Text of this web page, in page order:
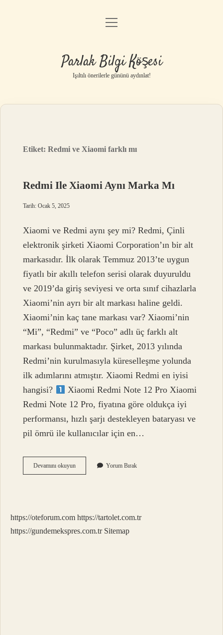
Anasayfa
Yasal Uyarı
menüyü
Parlak Bilgi Köşesi
Işıltılı önerilerle gününü aydınlat!
Etiket:Redmi ve Xiaomi farklı mı
Redmi Ile Xiaomi Aynı Marka Mı
Tarih: Ocak 5, 2025
Xiaomi ve Redmi aynı şey mi? Redmi, Çinli
elektronik şirketi Xiaomi Corporation’ın bir alt
markasıdır. İlk olarak Temmuz 2013’te uygun
fiyatlı bir akıllı telefon serisi olarak duyuruldu
ve 2019’da giriş seviyesi ve orta sınıf cihazlarla
Xiaomi’nin ayrı bir alt markası haline geldi.
Xiaomi’nin kaç tane markası var? Xiaomi’nin
“Mi”, “Redmi” ve “Poco” adlı üç farklı alt
markası bulunmaktadır. Şirket, 2013 yılında
Redmi’nin kurulmasıyla küreselleşme yolunda
ilk adımlarını atmıştır. Xiaomi Redmi en iyisi
hangisi?
Xiaomi Redmi Note 12 Pro Xiaomi
Redmi Note 12 Pro, fiyatına göre oldukça iyi
performansı, hızlı şarjı destekleyen bataryası ve
pil ömrü ile kullanıcılar için en…
Devamını okuyunRedmi
Ile
Yorum Bırak
https://oteforum.com https://tartolet.com.tr
https://gundemekspres.com.tr Sitemap